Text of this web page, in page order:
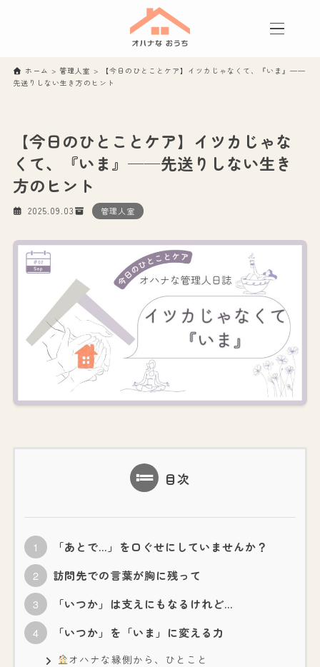
ホーム > 管理人室 >
【今日のひとことケア】イツカじゃなくて、『いま』──
先送りしない生き方のヒント
【今日のひとことケア】イツカじゃな
くて、『いま』──先送りしない生き
方のヒント
2025.09.03 管理人室
目次
「あとで…」を口ぐせにしていませんか？
訪問先での言葉が胸に残って
「いつか」は支えにもなるけれど…
「いつか」を「いま」に変える力
オハナな縁側から、ひとこと